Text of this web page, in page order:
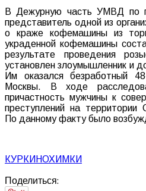
В Дежурную часть УМВД по
представитель одной из
о краже кофемашины из
украденной кофемашины
результате проведения
установлен злоумышленник и
Им оказался безработный
Москвы. В ходе
причастность мужчины к
преступлений на территории
По данному факту было
КУРКИНОХИМКИ
Поделиться: